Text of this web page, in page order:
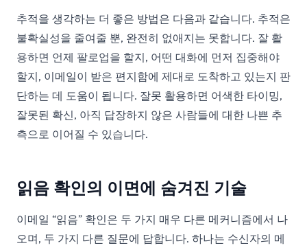
추적을 생각하는 더 좋은 방법은 다음과 같습니다. 추적은
불확실성을 줄여줄 뿐, 완전히 없애지는 못합니다. 잘 활
용하면 언제 팔로업을 할지, 어떤 대화에 먼저 집중해야
할지, 이메일이 받은 편지함에 제대로 도착하고 있는지 판
단하는 데 도움이 됩니다. 잘못 활용하면 어색한 타이밍,
잘못된 확신, 아직 답장하지 않은 사람들에 대한 나쁜 추
측으로 이어질 수 있습니다.
읽음 확인의 이면에 숨겨진 기술
이메일 “읽음” 확인은 두 가지 매우 다른 메커니즘에서 나
오며, 두 가지 다른 질문에 답합니다. 하나는 수신자의 메